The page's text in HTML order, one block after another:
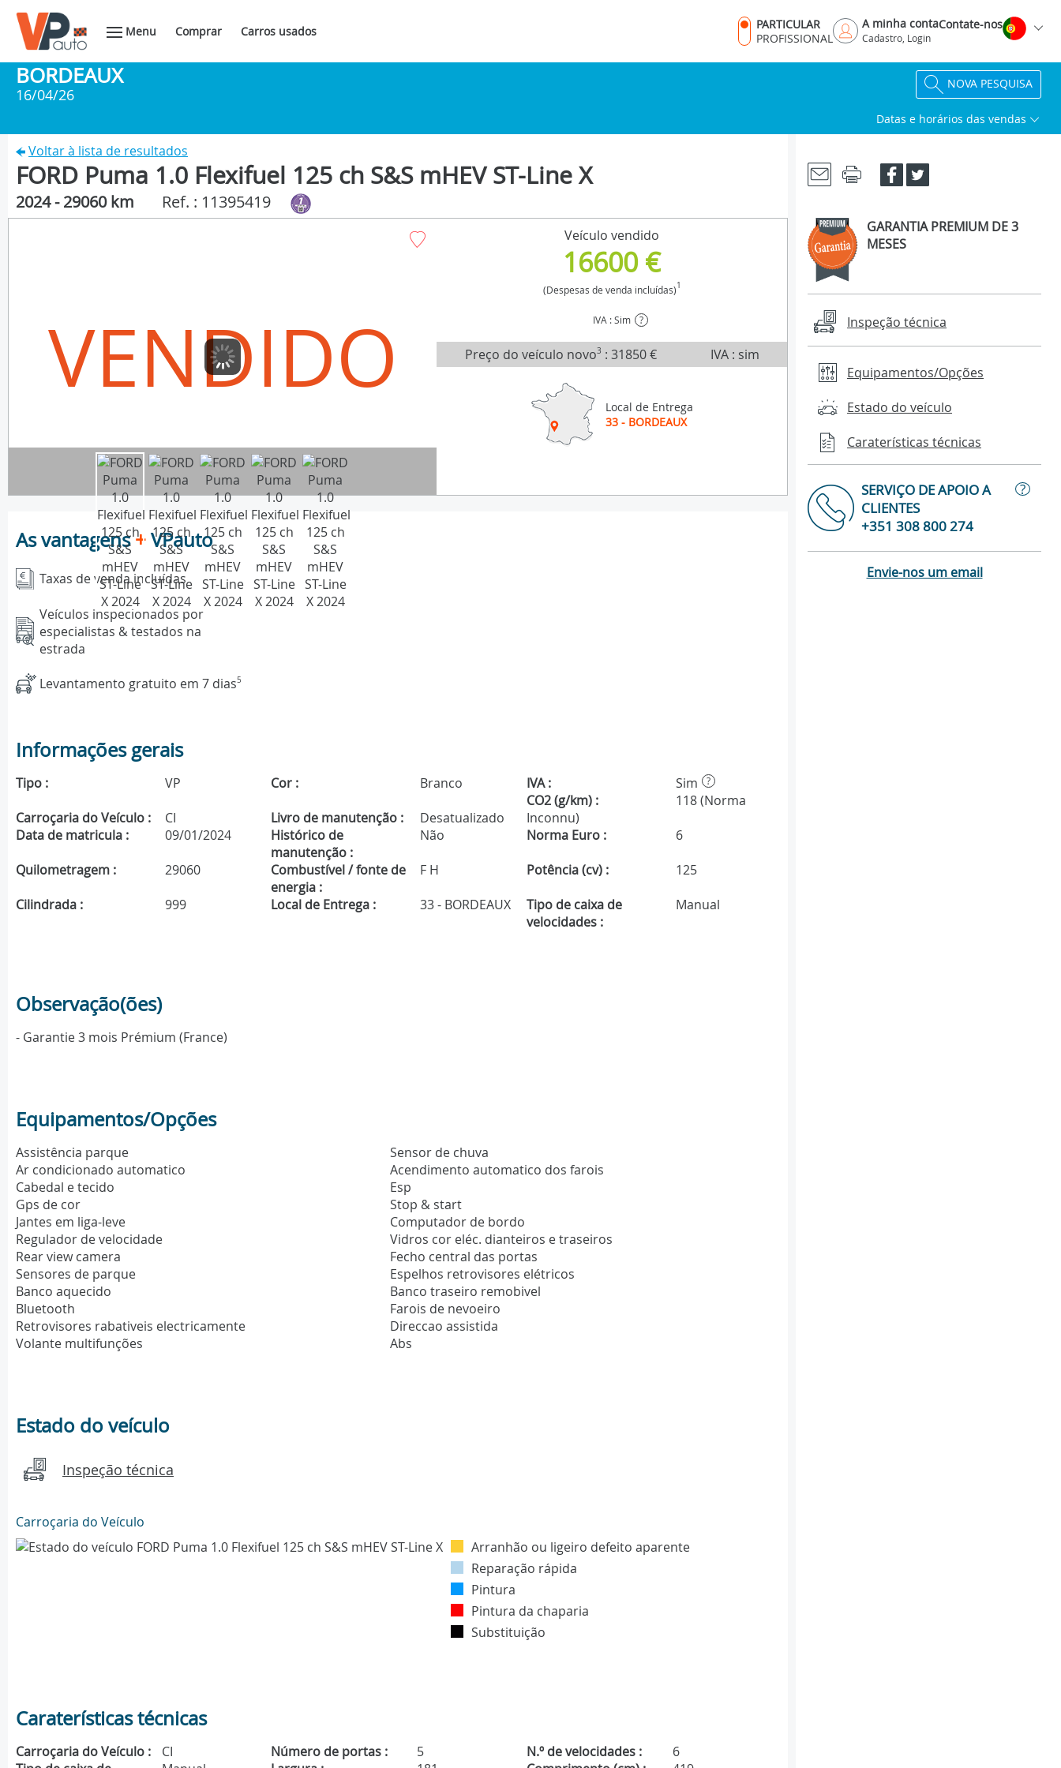
Menu Comprar Carros usados
PARTICULAR
PROFISSIONAL
A minha conta
Cadastro, Login
Contate-nos
BORDEAUX
16/04/26
NOVA PESQUISA
Datas e horários das vendas
Voltar à lista de resultados
FORD Puma 1.0 Flexifuel 125 ch S&S mHEV ST-Line X
2024 - 29060 km Ref. : 11395419
VENDIDO
Veículo vendido
16600 €
(Despesas de venda incluídas)1
IVA : Sim ?
Preço do veículo novo3 : 31850 € IVA : sim
Local de Entrega
33 - BORDEAUX
As vantagens+VPauto
Taxas de venda incluídas
Veículos inspecionados por
especialistas & testados na
estrada
Levantamento gratuito em 7 dias5
Informações gerais
Tipo : VP Cor : Branco IVA : Sim ?
Carroçaria do Veículo : CI Livro de manutenção : Desatualizado
CO2 (g/km) :
118 (Norma
Inconnu)
Data de matricula :
09/01/2024
Histórico de
manutenção :
Não Norma Euro :
6
Quilometragem :
29060
Combustível / fonte de
energia :
F H Potência (cv) :
125
Cilindrada :
999 Local de Entrega : 33 - BORDEAUX
Tipo de caixa de
velocidades :
Manual
Observação(ões)
- Garantie 3 mois Prémium (France)
Equipamentos/Opções
Assistência parque
Ar condicionado automatico
Cabedal e tecido
Gps de cor
Jantes em liga-leve
Regulador de velocidade
Rear view camera
Sensores de parque
Banco aquecido
Bluetooth
Retrovisores rabativeis electricamente
Volante multifunções
Sensor de chuva
Acendimento automatico dos farois
Esp
Stop & start
Computador de bordo
Vidros cor eléc. dianteiros e traseiros
Fecho central das portas
Espelhos retrovisores elétricos
Banco traseiro remobivel
Farois de nevoeiro
Direccao assistida
Abs
Estado do veículo
Inspeção técnica
Carroçaria do Veículo
Arranhão ou ligeiro defeito aparente
Reparação rápida
Pintura
Pintura da chaparia
Substituição
Caraterísticas técnicas
Carroçaria do Veículo : CI Número de portas : 5 N.º de velocidades :
6
GARANTIA PREMIUM DE 3
MESES
Inspeção técnica
Equipamentos/Opções
Estado do veículo
Caraterísticas técnicas
SERVIÇO DE APOIO A
CLIENTES
?
+351 308 800 274
Envie-nos um email